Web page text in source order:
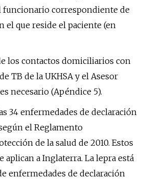
funcionario correspondiente de
el que reside el paciente (en
los contactos domiciliarios con
TB de la UKHSA y el Asesor
necesario (Apéndice 5).
34 enfermedades de declaración
el Reglamento
de la salud de 2010. Estos
aplican a Inglaterra. La lepra está
enfermedades de declaración